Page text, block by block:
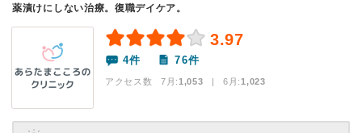
薬漬けにしない治療。復職デイケア。
3.97
4件 76件
アクセス数 7月:1,053 | 6月:1,023